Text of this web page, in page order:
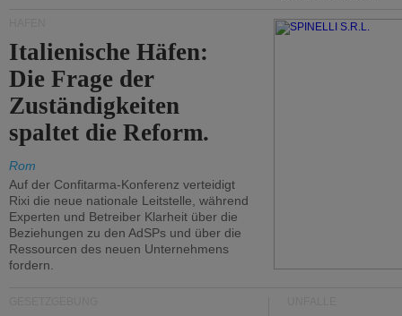
Italienische Häfen:
Die Frage der
Zuständigkeiten
spaltet die Reform.
Rom
Auf der Confitarma-Konferenz verteidigt
Rixi die neue nationale Leitstelle, während
Experten und Betreiber Klarheit über die
Beziehungen zu den AdSPs und über die
Ressourcen des neuen Unternehmens
fordern.